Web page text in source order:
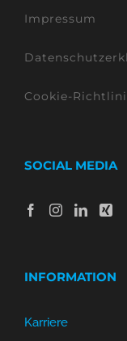
Impressum
Cookie-
SOCIAL MEDIA
INFORMATION
Karriere